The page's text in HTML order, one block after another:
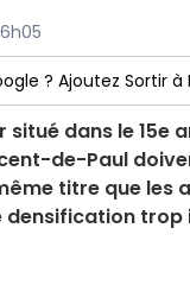
? Ajoutez Sortir à
dans le 15e
de-Paul
titre que
densification